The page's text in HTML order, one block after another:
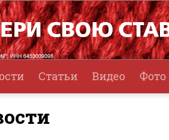
Статьи Видео Фото